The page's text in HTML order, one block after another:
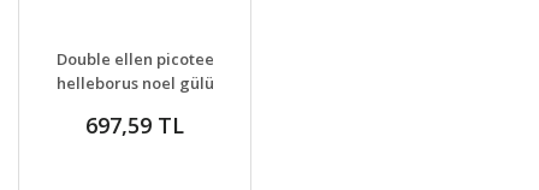
Double ellen picotee
helleborus noel gülü
697,59 TL